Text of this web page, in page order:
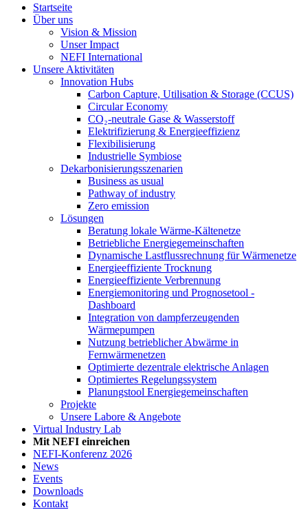
Startseite
Über uns
Vision & Mission
Unser Impact
NEFI International
Unsere Aktivitäten
Innovation Hubs
Carbon Capture, Utilisation & Storage (CCUS)
Circular Economy
CO₂-neutrale Gase & Wasserstoff
Elektrifizierung & Energieeffizienz
Flexibilisierung
Industrielle Symbiose
Dekarbonisierungs­szenarien
Business as usual
Pathway of industry
Zero emission
Lösungen
Beratung lokale Wärme-Kältenetze
Betriebliche Energiegemeinschaften
Dynamische Lastflussrechnung für Wärmenetze
Energieeffiziente Trocknung
Energieeffiziente Verbrennung
Energiemonitoring und Prognosetool -
Dashboard
Integration von dampferzeugenden
Wärmepumpen
Nutzung betrieblicher Abwärme in
Fernwärmenetzen
Optimierte dezentrale elektrische Anlagen
Optimiertes Regelungssystem
Planungstool Energiegemeinschaften
Projekte
Unsere Labore & Angebote
Virtual Industry Lab
Mit NEFI einreichen
NEFI-Konferenz 2026
News
Events
Downloads
Kontakt